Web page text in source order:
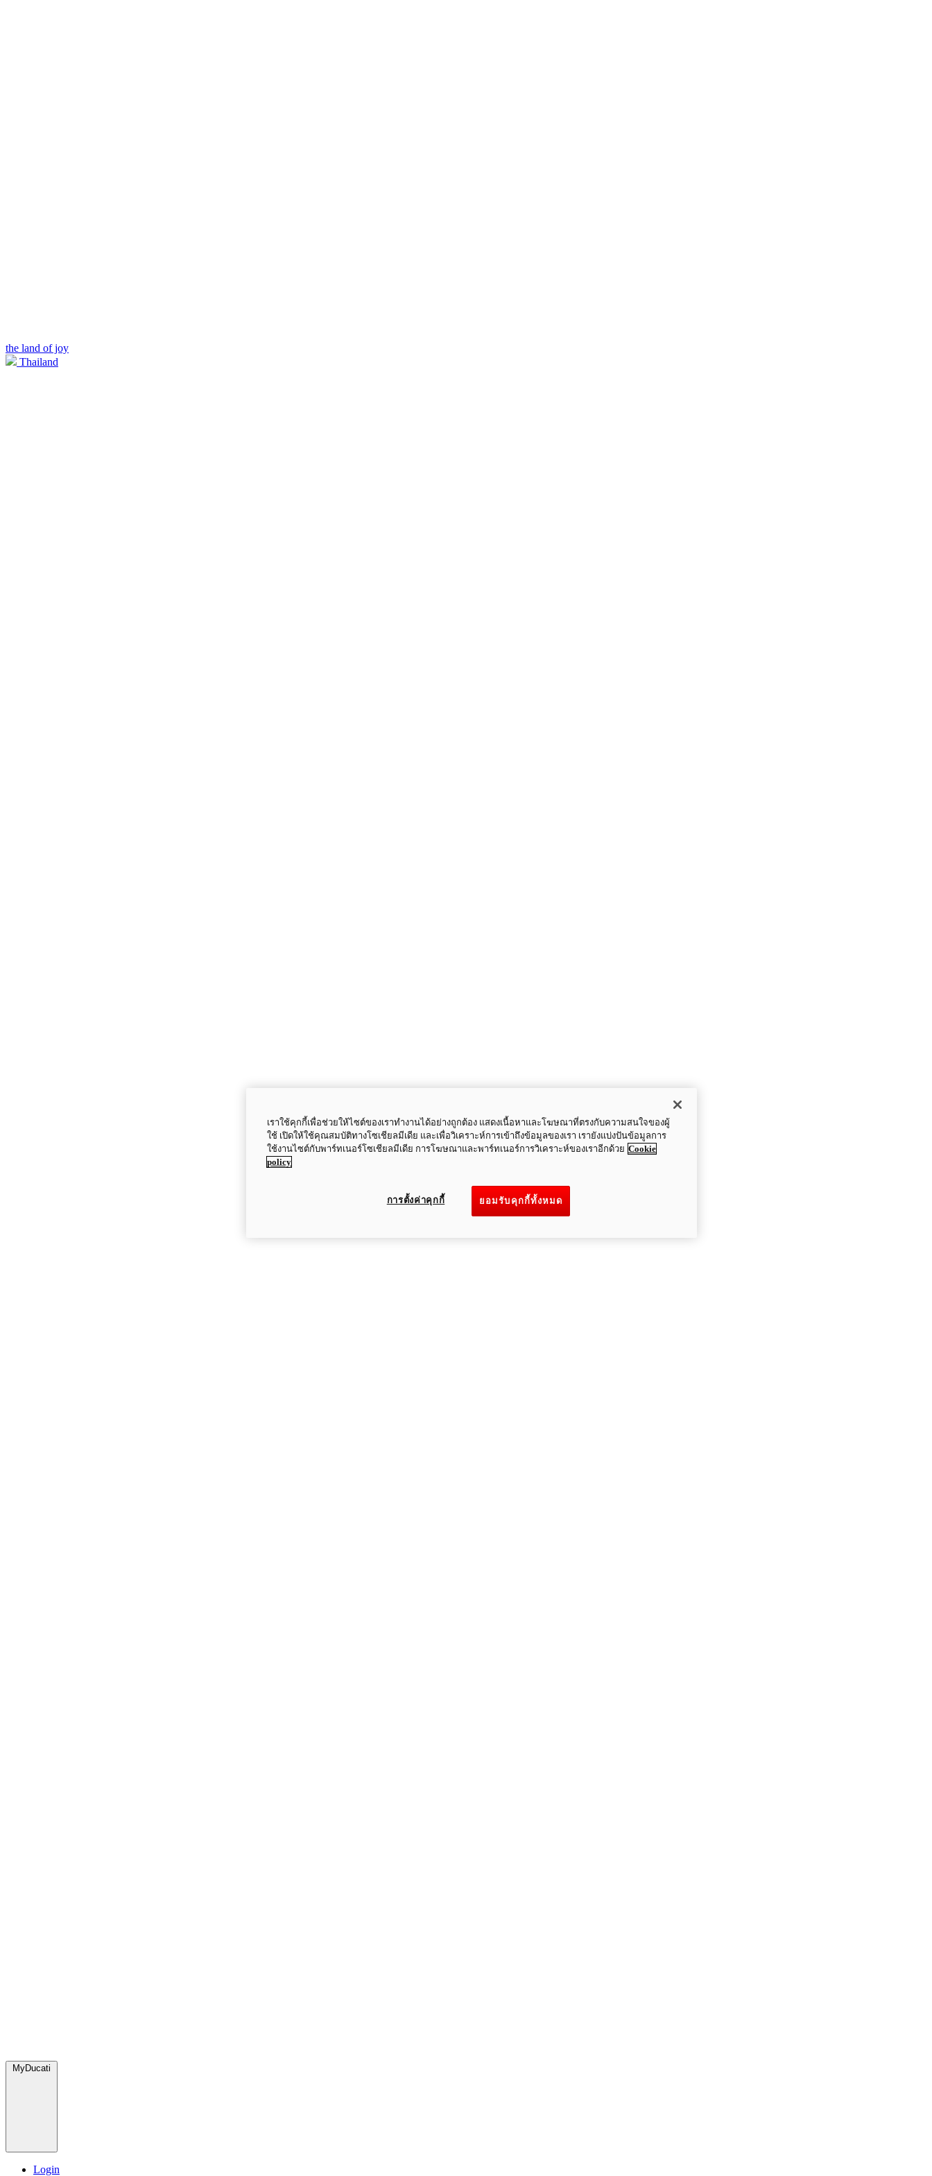
the land of joy
Thailand
MyDucati
Login
เราใช้คุกกี้เพื่อช่วยให้ไซต์ของเราทำงานได้อย่างถูกต้อง แสดงเนื้อหาและโฆษณาที่ตรงกับความสนใจของผู้
ใช้ เปิดให้ใช้คุณสมบัติทางโซเชียลมีเดีย และเพื่อวิเคราะห์การเข้าถึงข้อมูลของเรา เรายังแบ่งปันข้อมูลการ
ใช้งานไซต์กับพาร์ทเนอร์โซเชียลมีเดีย การโฆษณาและพาร์ทเนอร์การวิเคราะห์ของเราอีกด้วย Cookie
policy
ยอมรับคุกกี้ทั้งหมด
การตั้งค่าคุกกี้